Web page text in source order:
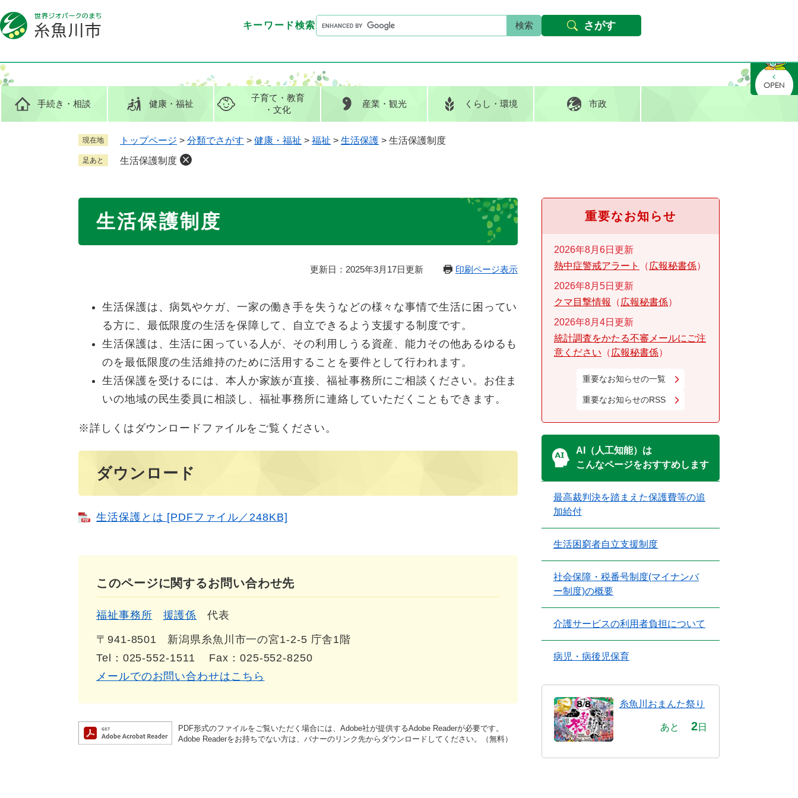
ー
ジ
先
頭
。
ニ
ュ
を
飛
て
本文へ Foreign languages
キーワード検索G
o
e
カ
手続き ・相談 健康・福祉
子育て ・教育
・文化
産業 ・観光 くらし ・環境 市政
キーワード検索
G
o
g
l
ス
タ
さがす
現在地 トップページ > 分類でさがす > 健康・福祉 > 福祉 > 生活保護 > 生活保護制度
足あと 生活保護制度
生活保護制度
更新日：2025年3月17日更新 印刷ページ表示
生活保護は、病気やケガ、一家の働き手を失うなどの様々な事情で生活に困ってい
る方に、最低限度の生活を保障して、自立できるよう支援する制度です。
生活保護は、生活に困っている人が、その利用しうる資産、能力その他あるゆるも
のを最低限度の生活維持のために活用することを要件として行われます。
生活保護を受けるには、本人か家族が直接、福祉事務所にご相談ください。お住ま
いの地域の民生委員に相談し、福祉事務所に連絡していただくこともできます。
※詳しくはダウンロードファイルをご覧ください。
ダウンロード
生活保護とは [PDFファイル／248KB]
このページに関するお問い合わせ先
福祉事務所 援護係 代表
〒941-8501
新潟県糸魚川市一の宮1-2-5 庁舎1階
Tel：025-552-1511
Fax：025-552-8250
メールでのお問い合わせはこちら
PDF形式のファイルをご覧いただく場合には、Adobe社が提供するAdobe Readerが必要です。
Adobe Readerをお持ちでない方は、バナーのリンク先からダウンロードしてください。（無料）
重要なお知らせ
2026年8月6日更新
熱中症警戒アラート
広報秘書係
2026年8月5日更新
クマ目撃情報
広報秘書係
2026年8月4日更新
統計調査をかたる不審メールにご注
意ください
広報秘書係
重要なお知らせの一覧
重要なお知らせのRSS
AI（人工知能）は
こんなページをおすすめします
最高裁判決を踏まえた保護費等の追
加給付
生活困窮者自立支援制度
社会保障・税番号制度(マイナンバ
ー制度)の概要
介護サービスの利用者負担について
病児・病後児保育
糸魚川おまんた祭り
あと 2日